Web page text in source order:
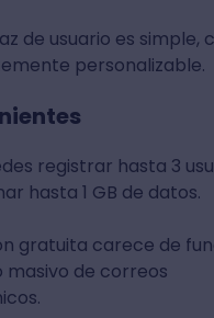
de usuario es simple,
personalizable.
registrar hasta 3
hasta 1 GB de datos.
gratuita carece de
masivo de correos